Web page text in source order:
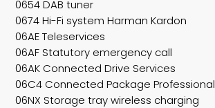
0654 DAB tuner
0674 Hi-Fi system Harman Kardon
06AE Teleservices
06AF Statutory emergency call
06AK Connected Drive Services
06C4 Connected Package Professional
06NX Storage tray wireless charging